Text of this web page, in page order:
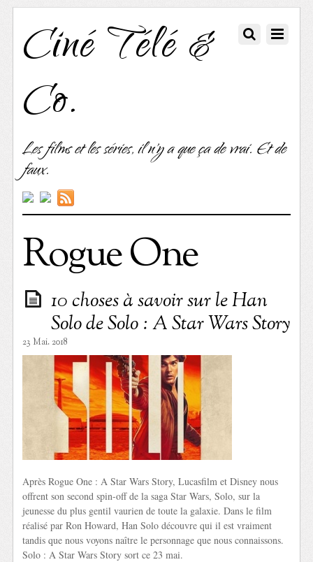
Ciné Télé &
Co.
Les films et les séries, il n'y a que ça de vrai. Et de
faux.
Rogue One
10 choses à savoir sur le Han
Solo de Solo : A Star Wars Story
23 Mai. 2018
Après Rogue One : A Star Wars Story, Lucasfilm et Disney nous
offrent son second spin-off de la saga Star Wars, Solo, sur la
jeunesse du plus gentil vaurien de toute la galaxie. Dans le film
réalisé par Ron Howard, Han Solo découvre qui il est vraiment
tandis que nous voyons naître le personnage que nous connaissons.
Solo : A Star Wars Story sort ce 23 mai.